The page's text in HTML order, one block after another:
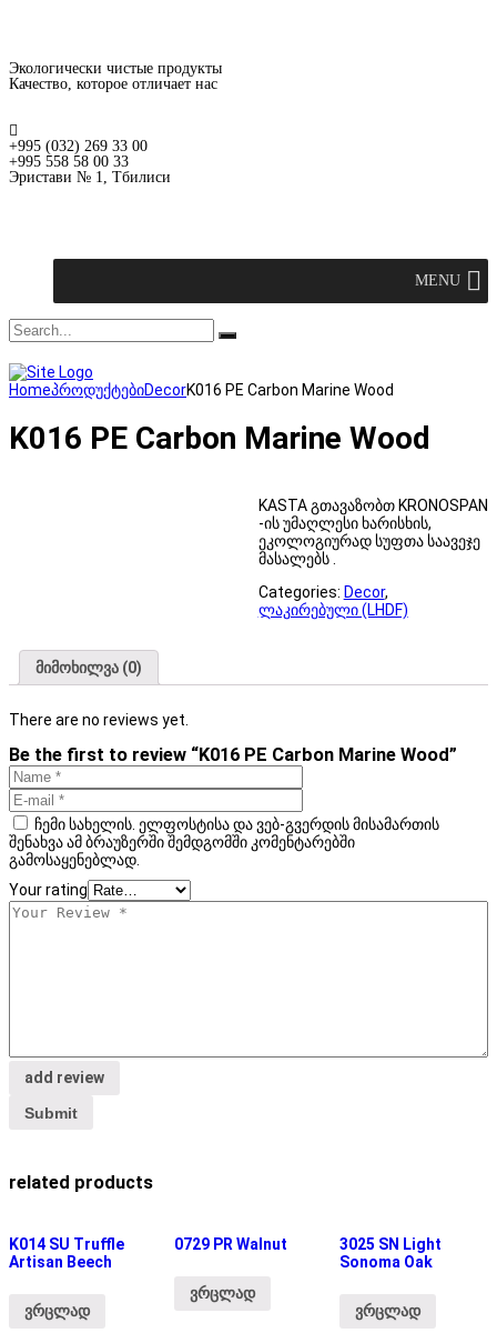
Экологически чистые продукты
Качество, которое отличает нас
+995 (032) 269 33 00
+995 558 58 00 33
Эристави № 1, Тбилиси
MENU
HomeპროდუქტებიDecorK016 PE Carbon Marine Wood
K016 PE Carbon Marine Wood
KASTA გთავაზობთ KRONOSPAN
-ის უმაღლესი ხარისხის,
ეკოლოგიურად სუფთა საავეჯე
მასალებს .
Categories: Decor,
ლაკირებული (LHDF)
მიმოხილვა (0)
There are no reviews yet.
Be the first to review “K016 PE Carbon Marine Wood”
ჩემი სახელის. ელფოსტისა და ვებ-გვერდის მისამართის
შენახვა ამ ბრაუზერში შემდგომში კომენტარებში
გამოსაყენებლად.
Your rating
add review
related products
K014 SU Truffle
Artisan Beech
ვრცლად
0729 PR Walnut
ვრცლად
3025 SN Light
Sonoma Oak
ვრცლად